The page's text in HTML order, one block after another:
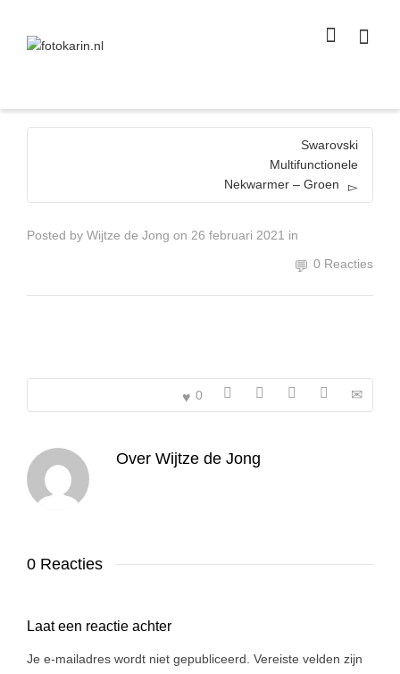
size
Super Search
Swarovski
Multifunctionele
Nekwarmer – Groen
Posted by Wijtze de Jong on 26 februari 2021 in
0 Reacties
0
Over Wijtze de Jong
0 Reacties
Laat een reactie achter
Je e-mailadres wordt niet gepubliceerd. Vereiste velden zijn